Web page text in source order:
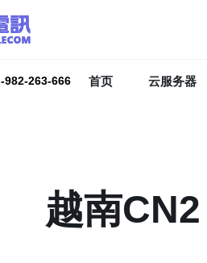
982-263-666 首页 云服务器
越南